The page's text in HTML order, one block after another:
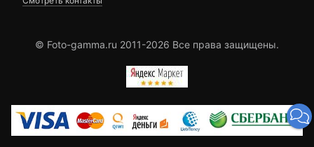
© Foto-gamma.ru 2011-2026 Все права защищены.